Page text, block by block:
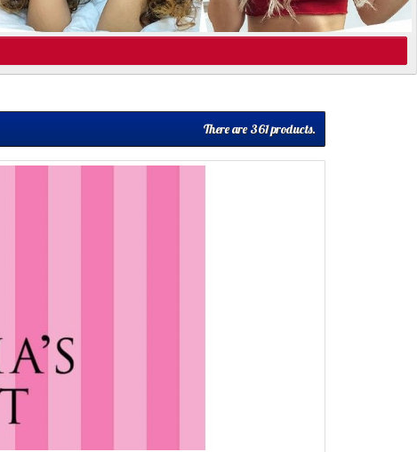
There are 361 products.